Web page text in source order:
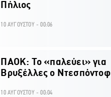
Πήλιος
10 ΑΥΓΟΥΣΤΟΥ - 00:06
ΠΑΟΚ: Το «παλεύει» για
Βρυξέλλες ο Ντεσπόντοφ
10 ΑΥΓΟΥΣΤΟΥ - 00:04